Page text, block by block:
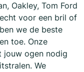
Oakley, Tom Ford
voor een bril of
we de beste
toe. Onze
jouw ogen nodig
We